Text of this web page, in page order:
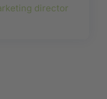
director